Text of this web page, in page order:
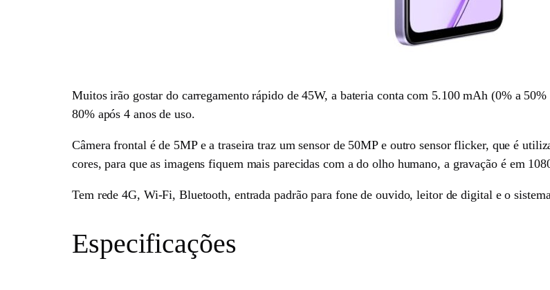
Muitos irão gostar do carregamento rápido de 45W, a bateria conta com 5.100 mAh (0% a
80% após 4 anos de uso.
Câmera frontal é de 5MP e a traseira traz um sensor de 50MP e outro sensor flicker, que é
cores, para que as imagens fiquem mais parecidas com a do olho humano, a gravação é em
Tem rede 4G, Wi-Fi, Bluetooth, entrada padrão para fone de ouvido, leitor de digital e o
Especificações